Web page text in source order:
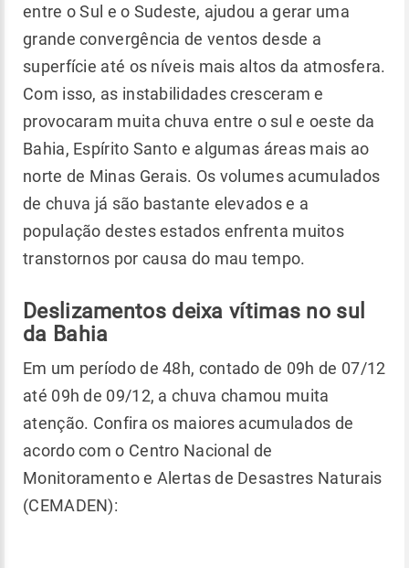
entre o Sul e o Sudeste, ajudou a gerar uma
grande convergência de ventos desde a
superfície até os níveis mais altos da atmosfera.
Com isso, as instabilidades cresceram e
provocaram muita chuva entre o sul e oeste da
Bahia, Espírito Santo e algumas áreas mais ao
norte de Minas Gerais. Os volumes acumulados
de chuva já são bastante elevados e a
população destes estados enfrenta muitos
transtornos por causa do mau tempo.
Deslizamentos deixa vítimas no sul
da Bahia
Em um período de 48h, contado de 09h de 07/12
até 09h de 09/12, a chuva chamou muita
atenção. Confira os maiores acumulados de
acordo com o Centro Nacional de
Monitoramento e Alertas de Desastres Naturais
(CEMADEN):